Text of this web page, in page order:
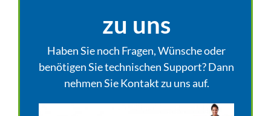
zu uns
Haben Sie noch Fragen, Wünsche oder
benötigen Sie technischen Support? Dann
nehmen Sie Kontakt zu uns auf.